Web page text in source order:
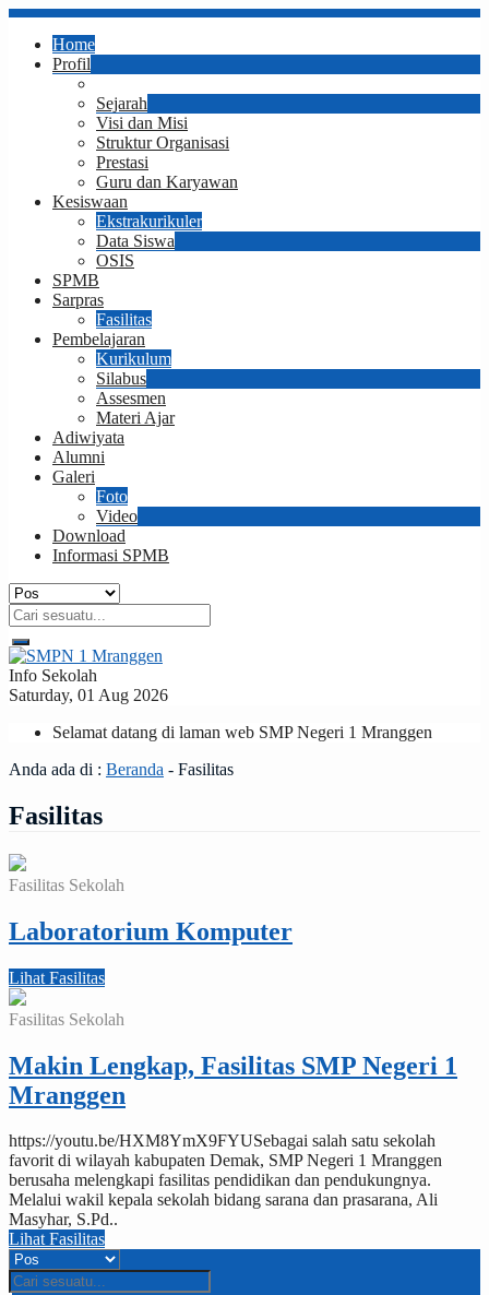
Home
Profil
Sejarah
Visi dan Misi
Struktur Organisasi
Prestasi
Guru dan Karyawan
Kesiswaan
Ekstrakurikuler
Data Siswa
OSIS
SPMB
Sarpras
Fasilitas
Pembelajaran
Kurikulum
Silabus
Assesmen
Materi Ajar
Adiwiyata
Alumni
Galeri
Foto
Video
Download
Informasi SPMB
Info Sekolah
Saturday, 01 Aug 2026
Selamat datang di laman web SMP Negeri 1 Mranggen
Anda ada di : Beranda - Fasilitas
Fasilitas
Fasilitas Sekolah
Laboratorium Komputer
Lihat Fasilitas
Fasilitas Sekolah
Makin Lengkap, Fasilitas SMP Negeri 1
Mranggen
https://youtu.be/HXM8YmX9FYUSebagai salah satu sekolah
favorit di wilayah kabupaten Demak, SMP Negeri 1 Mranggen
berusaha melengkapi fasilitas pendidikan dan pendukungnya.
Melalui wakil kepala sekolah bidang sarana dan prasarana, Ali
Masyhar, S.Pd..
Lihat Fasilitas